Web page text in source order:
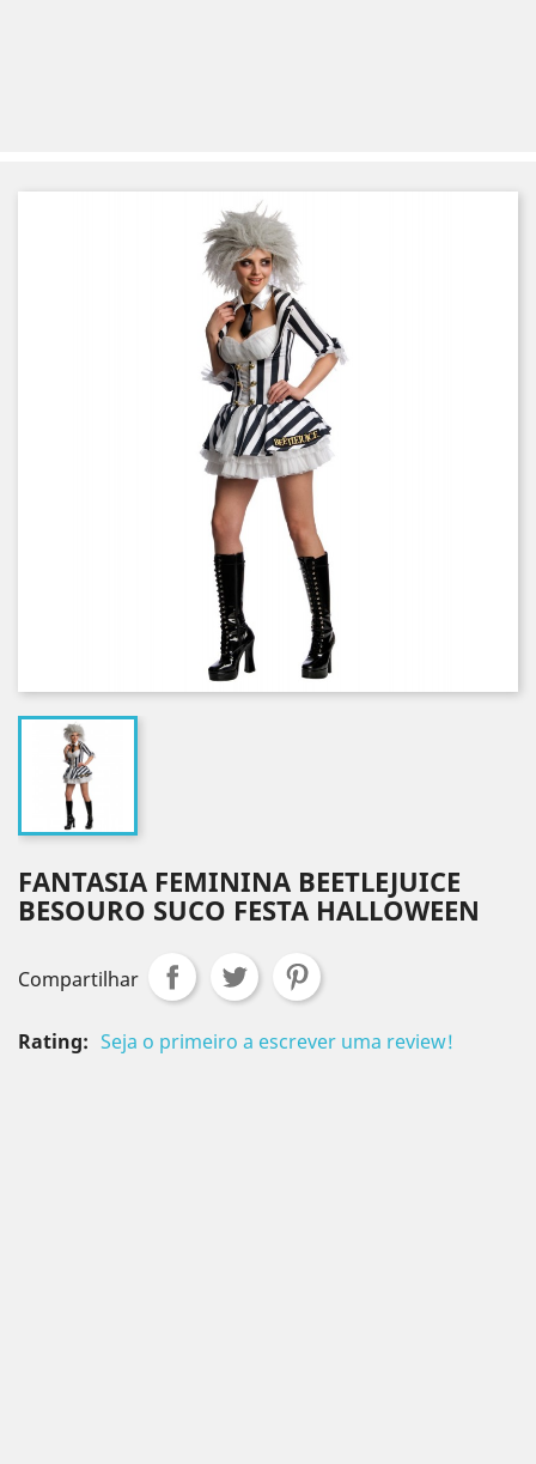
FANTASIA FEMININA BEETLEJUICE
BESOURO SUCO FESTA HALLOWEEN
Compartilhar
Rating: Seja o primeiro a escrever uma review!